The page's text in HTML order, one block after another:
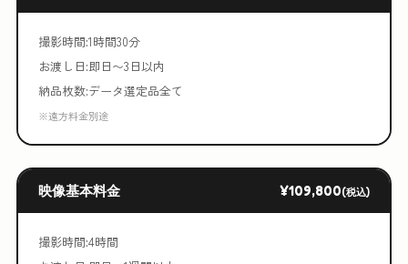
撮影時間:1時間30分
お渡し日:即日〜3日以内
納品枚数:データ選定品全て
※遠方料金別途
映像基本料金 ¥109,800(税込)
撮影時間:4時間